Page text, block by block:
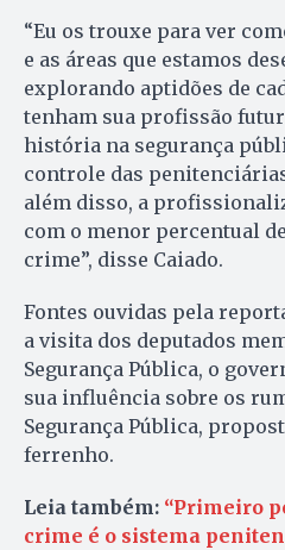
“Eu os trouxe para ver
e as áreas que estamos
explorando aptidões de
tenham sua profissão
história na segurança
controle das
além disso, a
com o menor percentual
crime”, disse Caiado.
Fontes ouvidas pela
a visita dos deputados
Segurança Pública, o
sua influência sobre os
Segurança Pública,
ferrenho.
Leia também: “Primeiro
crime é o sistema